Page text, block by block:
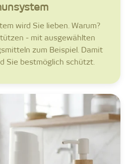
wird Sie lieben. Warum?
- mit ausgewählten
zum Beispiel. Damit
Sie bestmöglich schützt.